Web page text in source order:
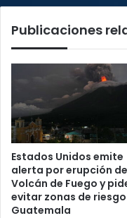
estafa"
Publicaciones
Estados Unidos emite
alerta por erupción
Volcán de Fuego y
evitar zonas de riesgo
Guatemala